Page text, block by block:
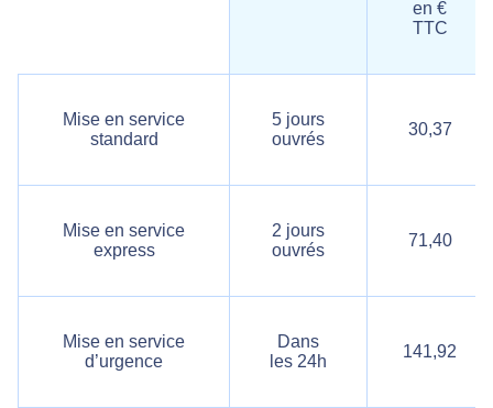
en €
TTC
Mise en service
standard
5 jours
ouvrés
30,37
Mise en service
express
2 jours
ouvrés
71,40
Mise en service
d’urgence
Dans
les 24h
141,92